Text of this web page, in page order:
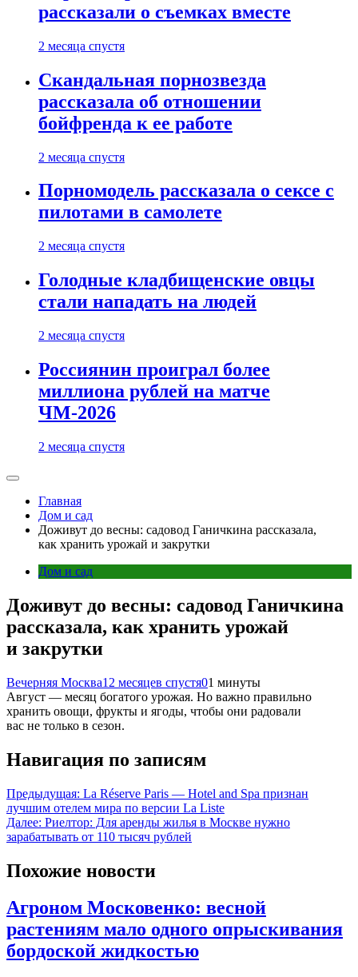
рассказали о съемках вместе
2 месяца спустя
Скандальная порнозвезда
рассказала об отношении
бойфренда к ее работе
2 месяца спустя
Порномодель рассказала о сексе с
пилотами в самолете
2 месяца спустя
Голодные кладбищенские овцы
стали нападать на людей
2 месяца спустя
Россиянин проиграл более
миллиона рублей на матче
ЧМ-2026
2 месяца спустя
Главная
Дом и сад
Доживут до весны: садовод Ганичкина рассказала,
как хранить урожай и закрутки
Дом и сад
Доживут до весны: садовод Ганичкина
рассказала, как хранить урожай
и закрутки
Вечерняя Москва12 месяцев спустя01 минуты
Август — месяц богатого урожая. Но важно правильно
хранить овощи, фрукты и ягоды, чтобы они радовали
вас не только в сезон.
Навигация по записям
Предыдущая: La Réserve Paris — Hotel and Spa признан
лучшим отелем мира по версии La Liste
Далее: Риелтор: Для аренды жилья в Москве нужно
зарабатывать от 110 тысяч рублей
Похожие новости
Агроном Московенко: весной
растениям мало одного опрыскивания
бордоской жидкостью